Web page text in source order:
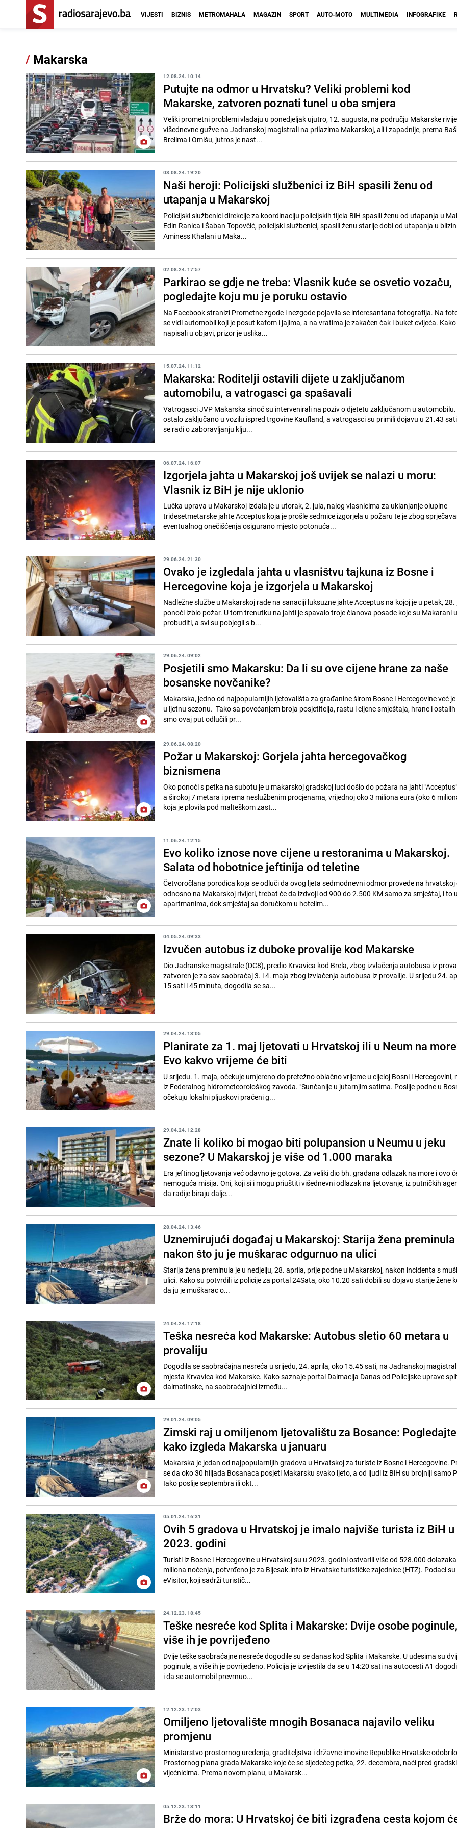
VIJESTI BIZNIS METROMAHALA MAGAZIN SPORT AUTO-MOTO MULTIMEDIA INFOGRAFIKE
/ Makarska
12.08.24. 10:14
Putujte na odmor u Hrvatsku? Veliki problemi kod
Makarske, zatvoren poznati tunel u oba smjera
Veliki prometni problemi vladaju u ponedjeljak ujutro, 12. augusta, na području Makarske
višednevne gužve na Jadranskoj magistrali na prilazima Makarskoj, ali i zapadnije, prema
Brelima i Omišu, jutros je nast...
08.08.24. 19:20
Naši heroji: Policijski službenici iz BiH spasili ženu od
utapanja u Makarskoj
Policijski službenici direkcije za koordinaciju policijskih tijela BiH spasili ženu od utapanja u
Edin Ranica i Šaban Topovčić, policijski službenici, spasili ženu starije dobi od utapanja u
Aminess Khalani u Maka...
02.08.24. 17:57
Parkirao se gdje ne treba: Vlasnik kuće se osvetio vozaču,
pogledajte koju mu je poruku ostavio
Na Facebook stranizi Prometne zgode i nezgode pojavila se interesantana fotografija. Na
se vidi automobil koji je posut kafom i jajima, a na vratima je zakačen čak i buket cvijeća. Kako
napisali u objavi, prizor je uslika...
15.07.24. 11:12
Makarska: Roditelji ostavili dijete u zaključanom
automobilu, a vatrogasci ga spašavali
Vatrogasci JVP Makarska sinoć su intervenirali na poziv o djetetu zaključanom u automobilu.
ostalo zaključano u vozilu ispred trgovine Kaufland, a vatrogasci su primili dojavu u 21.43
se radi o zaboravljanju klju...
06.07.24. 16:07
Izgorjela jahta u Makarskoj još uvijek se nalazi u moru:
Vlasnik iz BiH je nije uklonio
Lučka uprava u Makarskoj izdala je u utorak, 2. jula, nalog vlasnicima za uklanjanje olupine
tridesetmetarske jahte Acceptus koja je prošle sedmice izgorjela u požaru te je zbog
eventualnog onečišćenja osigurano mjesto potonuća...
29.06.24. 21:30
Ovako je izgledala jahta u vlasništvu tajkuna iz Bosne i
Hercegovine koja je izgorjela u Makarskoj
Nadležne službe u Makarskoj rade na sanaciji luksuzne jahte Acceptus na kojoj je u petak, 28.
ponoći izbio požar. U tom trenutku na jahti je spavalo troje članova posade koje su Makarani
probuditi, a svi su pobjegli s b...
29.06.24. 09:02
Posjetili smo Makarsku: Da li su ove cijene hrane za naše
bosanske novčanike?
Makarska, jedno od najpopularnijih ljetovališta za građanine širom Bosne i Hercegovine već
u ljetnu sezonu. Tako sa povećanjem broja posjetitelja, rastu i cijene smještaja, hrane i
smo ovaj put odlučili pr...
29.06.24. 08:20
Požar u Makarskoj: Gorjela jahta hercegovačkog
biznismena
Oko ponoći s petka na subotu je u makarskoj gradskoj luci došlo do požara na jahti
a širokoj 7 metara i prema neslužbenim procjenama, vrijednoj oko 3 miliona eura (oko 6
koja je plovila pod malteškom zast...
11.06.24. 12:15
Evo koliko iznose nove cijene u restoranima u Makarskoj.
Salata od hobotnice jeftinija od teletine
Četvoročlana porodica koja se odluči da ovog ljeta sedmodnevni odmor provede na hrvatskoj
odnosno na Makarskoj rivijeri, trebat će da izdvoji od 900 do 2.500 KM samo za smještaj, i to u
apartmanima, dok smještaj sa doručkom u hotelim...
04.05.24. 09:33
Izvučen autobus iz duboke provalije kod Makarske
Dio Jadranske magistrale (DC8), predio Krvavica kod Brela, zbog izvlačenja autobusa iz
zatvoren je za sav saobraćaj 3. i 4. maja zbog izvlačenja autobusa iz provalije. U srijedu 24.
15 sati i 45 minuta, dogodila se sa...
29.04.24. 13:05
Planirate za 1. maj ljetovati u Hrvatskoj ili u Neum na
Evo kakvo vrijeme će biti
U srijedu. 1. maja, očekuje umjereno do pretežno oblačno vrijeme u cijeloj Bosni i Hercegovini,
iz Federalnog hidrometeorološkog zavoda. "Sunčanije u jutarnjim satima. Poslije podne u
očekuju lokalni pljuskovi praćeni g...
29.04.24. 12:28
Znate li koliko bi mogao biti polupansion u Neumu u jeku
sezone? U Makarskoj je više od 1.000 maraka
Era jeftinog ljetovanja već odavno je gotova. Za veliki dio bh. građana odlazak na more i ovo
nemoguća misija. Oni, koji si i mogu priuštiti višednevni odlazak na ljetovanje, iz putničkih
da radije biraju dalje...
28.04.24. 13:46
Uznemirujući događaj u Makarskoj: Starija žena preminula
nakon što ju je muškarac odgurnuo na ulici
Starija žena preminula je u nedjelju, 28. aprila, prije podne u Makarskoj, nakon incidenta s
ulici. Kako su potvrdili iz policije za portal 24Sata, oko 10.20 sati dobili su dojavu starije žene
da ju je muškarac o...
24.04.24. 17:18
Teška nesreća kod Makarske: Autobus sletio 60 metara u
provaliju
Dogodila se saobraćajna nesreća u srijedu, 24. aprila, oko 15.45 sati, na Jadranskoj
mjesta Krvavica kod Makarske. Kako saznaje portal Dalmacija Danas od Policijske uprave
dalmatinske, na saobraćajnici između...
29.01.24. 09:05
Zimski raj u omiljenom ljetovalištu za Bosance: Pogledajte
kako izgleda Makarska u januaru
Makarska je jedan od najpopularnijih gradova u Hrvatskoj za turiste iz Bosne i Hercegovine.
se da oko 30 hiljada Bosanaca posjeti Makarsku svako ljeto, a od ljudi iz BiH su brojniji samo
Iako poslije septembra ili okt...
05.01.24. 16:31
Ovih 5 gradova u Hrvatskoj je imalo najviše turista iz BiH u
2023. godini
Turisti iz Bosne i Hercegovine u Hrvatskoj su u 2023. godini ostvarili više od 528.000
miliona noćenja, potvrđeno je za Bljesak.info iz Hrvatske turističke zajednice (HTZ). Podaci
eVisitor, koji sadrži turistič...
24.12.23. 18:45
Teške nesreće kod Splita i Makarske: Dvije osobe poginule,
više ih je povrijeđeno
Dvije teške saobraćajne nesreće dogodile su se danas kod Splita i Makarske. U udesima su
poginule, a više ih je povrijeđeno. Policija je izvijestila da se u 14:20 sati na autocesti A1
i da se automobil prevrnuo...
12.12.23. 17:03
Omiljeno ljetovalište mnogih Bosanaca najavilo veliku
promjenu
Ministarstvo prostornog uređenja, graditeljstva i državne imovine Republike Hrvatske
Prostornog plana grada Makarske koje će se sljedećeg petka, 22. decembra, naći pred
vijećnicima. Prema novom planu, u Makarsk...
05.12.23. 13:11
Brže do mora: U Hrvatskoj će biti izgrađena cesta kojom